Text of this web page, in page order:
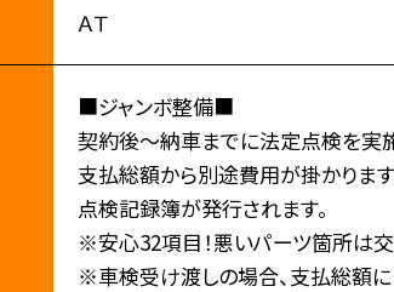
ＡＴ
■ジャンボ整備■
契約後～納車までに法定点検を実
支払総額から別途費用が掛かります
点検記録簿が発行されます。
※安心32項目！悪いパーツ箇所は交
※車検受け渡しの場合、支払総額に